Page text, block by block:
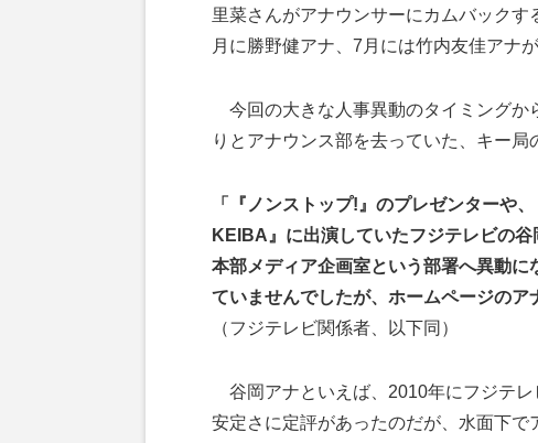
里菜さんがアナウンサーにカムバック
月に勝野健アナ、7月には竹内友佳アナ
今回の大きな人事異動のタイミング
りとアナウンス部を去っていた、キー局
「『ノンストップ!』のプレゼンターや
KEIBA』に出演していたフジテレビの
本部メディア企画室という部署へ異動
ていませんでしたが、ホームページのア
（フジテレビ関係者、以下同）
谷岡アナといえば、2010年にフジテ
安定さに定評があったのだが、水面下